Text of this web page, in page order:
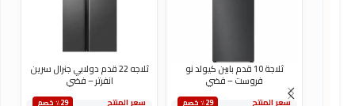
ثلاجة 10 قدم بابين كيولد نو
فروست – فضي
سعر المنتج
٪29 خصم
ثلاجه 22 قدم دولابي جنرال سرين
انفرتر – فضي
سعر المنتج
٪29 خصم